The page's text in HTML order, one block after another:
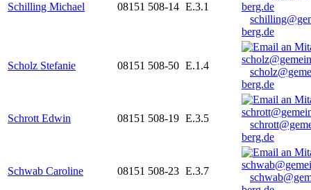
Schilling Michael 08151 508-14 E.3.1
berg.de
Scholz Stefanie 08151 508-50 E.1.4
berg.de
Schrott Edwin 08151 508-19 E.3.5
berg.de
Schwab Caroline 08151 508-23 E.3.7